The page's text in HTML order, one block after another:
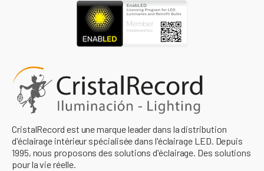
CristalRecord est une marque leader dans la distribution
d'éclairage intérieur spécialisée dans l'éclairage LED. Depuis
1995, nous proposons des solutions d'éclairage. Des solutions
pour la vie réelle.